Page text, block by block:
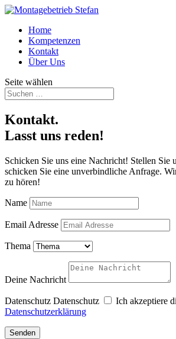
Home
Kompetenzen
Kontakt
Über Uns
Seite wählen
Kontakt.
Lasst uns reden!
Schicken Sie uns eine Nachricht! Stellen Sie
schicken Sie eine unverbindliche Anfrage.
zu hören!
Name
Email Adresse
Thema
Deine Nachricht
Datenschutz Datenschutz
Ich akzeptiere
Datenschutzerklärung
Senden